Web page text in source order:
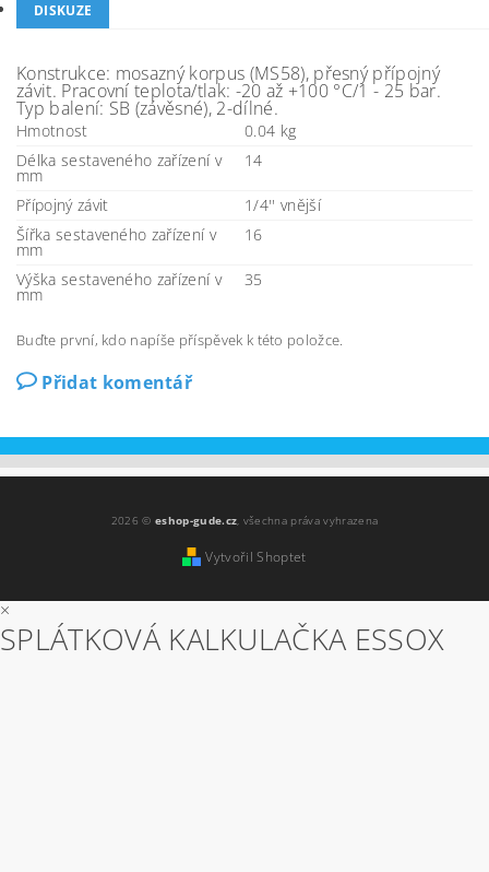
DISKUZE
Konstrukce: mosazný korpus (MS58), přesný přípojný
závit. Pracovní teplota/tlak: -20 až +100 °C/1 - 25 bar.
Typ balení: SB (závěsné), 2-dílné.
Hmotnost
0.04 kg
Délka sestaveného zařízení v
mm
14
Přípojný závit
1/4'' vnější
Šířka sestaveného zařízení v
mm
16
Výška sestaveného zařízení v
mm
35
Buďte první, kdo napíše příspěvek k této položce.
Přidat komentář
2026 ©eshop-gude.cz, všechna práva vyhrazena
Vytvořil Shoptet
×
SPLÁTKOVÁ KALKULAČKA ESSOX